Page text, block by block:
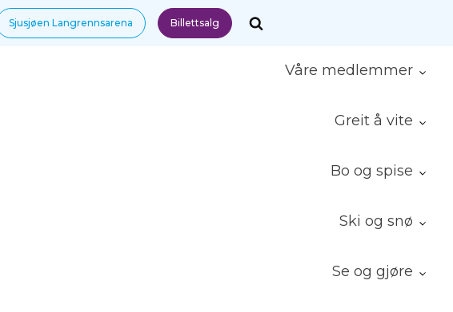
Sjusjøen Langrennsarena Billettsalg
Se og gjøre
Ski og snø
Bo og spise
Greit å vite
Våre medlemmer